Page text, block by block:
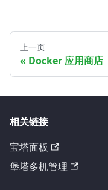
上一页
Docker 应用商店
相关链接
宝塔面板
堡塔多机管理